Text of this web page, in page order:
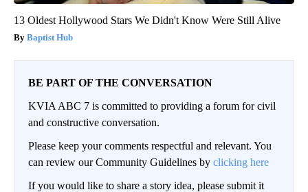
13 Oldest Hollywood Stars We Didn't Know Were Still Alive
Baptist Hub
BE PART OF THE CONVERSATION
KVIA ABC 7 is committed to providing a forum for civil
and constructive conversation.
Please keep your comments respectful and relevant. You
can review our Community Guidelines by clicking here
If you would like to share a story idea, please submit it